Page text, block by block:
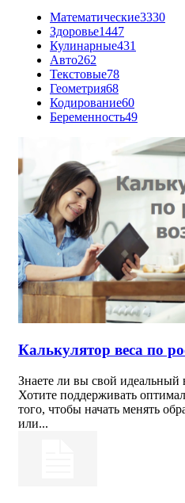
Математические3330
Здоровье1447
Кулинарные431
Авто262
Текстовые78
Геометрия68
Кодирование60
Беременность49
Калькулятор веса по
Знаете ли вы свой идеальный
Хотите поддерживать
того, чтобы начать менять
или...